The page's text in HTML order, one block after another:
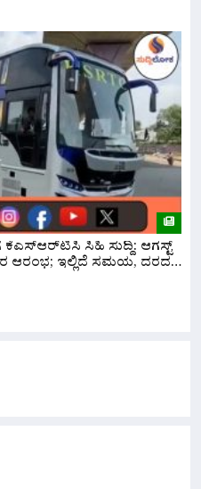
ಕೆಎಸ್‌ಆರ್‌ಟಿಸಿ ಸಿಹಿ ಸುದ್ದಿ: ಆಗಸ್ಟ್
ಆರಂಭ; ಇಲ್ಲಿದೆ ಸಮಯ, ದರದ